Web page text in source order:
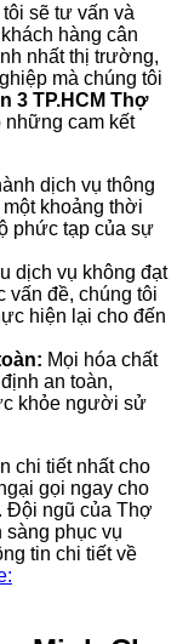
sẽ tư vấn và
hàng cân
nhất thị trường,
mà chúng tôi
3 TP.HCM Thợ
những cam kết
dịch vụ thông
khoảng thời
phức tạp của sự
dịch vụ không đạt
vấn đề, chúng tôi
hiện lại cho đến
Mọi hóa chất
an toàn,
khỏe người sử
chi tiết nhất cho
gọi ngay cho
. Đội ngũ của Thợ
sàng phục vụ
tin chi tiết về